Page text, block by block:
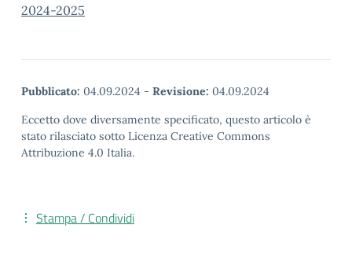
2024-2025
Pubblicato: 04.09.2024 - Revisione: 04.09.2024
Eccetto dove diversamente specificato, questo articolo è
stato rilasciato sotto Licenza Creative Commons
Attribuzione 4.0 Italia.
Stampa / Condividi